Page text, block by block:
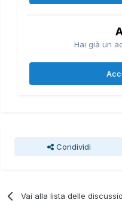
Hai già un
Condividi
Vai alla lista delle